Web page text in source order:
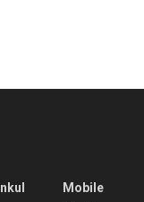
Mobile